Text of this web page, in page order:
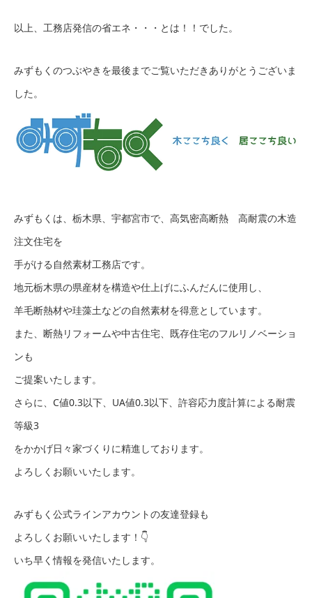
以上、工務店発信の省エネ・・・とは！！でした。
みずもくのつぶやきを最後までご覧いただきありがとうございま
した。
みずもくは、栃木県、宇都宮市で、高気密高断熱 高耐震の木造
注文住宅を
手がける自然素材工務店です。
地元栃木県の県産材を構造や仕上げにふんだんに使用し、
羊毛断熱材や珪藻土などの自然素材を得意としています。
また、断熱リフォームや中古住宅、既存住宅のフルリノベーショ
ンも
ご提案いたします。
さらに、C値0.3以下、UA値0.3以下、許容応力度計算による耐震
等級3
をかかげ日々家づくりに精進しております。
よろしくお願いいたします。
みずもく公式ラインアカウントの友達登録も
よろしくお願いいたします！👇
いち早く情報を発信いたします。